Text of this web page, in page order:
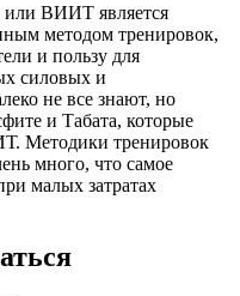
или ВИИТ является
методом тренировок,
и пользу для
силовых и
не все знают, но
и Табата, которые
Методики тренировок
много, что самое
малых затратах